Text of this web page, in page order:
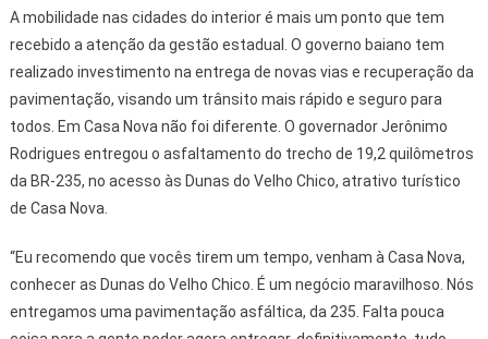
A mobilidade nas cidades do interior é mais um ponto que tem
recebido a atenção da gestão estadual. O governo baiano tem
realizado investimento na entrega de novas vias e recuperação da
pavimentação, visando um trânsito mais rápido e seguro para
todos. Em Casa Nova não foi diferente. O governador Jerônimo
Rodrigues entregou o asfaltamento do trecho de 19,2 quilômetros
da BR-235, no acesso às Dunas do Velho Chico, atrativo turístico
de Casa Nova.
“Eu recomendo que vocês tirem um tempo, venham à Casa Nova,
conhecer as Dunas do Velho Chico. É um negócio maravilhoso. Nós
entregamos uma pavimentação asfáltica, da 235. Falta pouca